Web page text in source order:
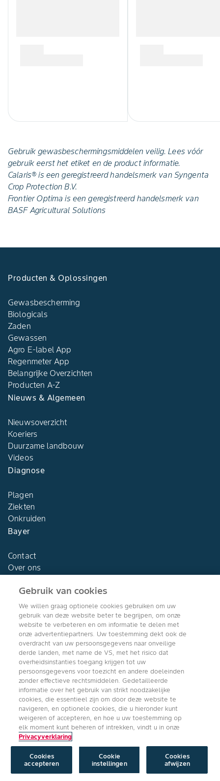
Gebruik gewasbeschermingsmiddelen veilig. Lees vóór
gebruik eerst het etiket en de product informatie.
Calaris® is een geregistreerd handelsmerk van Syngenta
Crop Protection B.V.
Frontier Optima is een geregistreerd handelsmerk van
BASF Agricultural Solutions
Producten & Oplossingen
Gewasbescherming
Biologicals
Zaden
Gewassen
Agro E-label App
Regenmeter App
Belangrijke Overzichten
Producten A-Z
Nieuws & Algemeen
Nieuwsoverzicht
Koeriers
Duurzame landbouw
Videos
Diagnose
Plagen
Ziekten
Onkruiden
Bayer
Contact
Over ons
Agro Bayer
Nederland
Volg ons
Copyright © Bayer Crop Science 2024
Algemene Gebruiksvoorwaarden/Privacyverklaring/Imprint/Cookie
instellingen
Gebruik van cookies
We willen graag optionele cookies gebruiken om uw
gebruik van deze website beter te begrijpen, om onze
website te verbeteren en om informatie te delen met
onze advertentiepartners. Uw toestemming dekt ook de
overdracht van uw persoonsgegevens naar onveilige
derde landen, met name de VS, met het risico dat
overheidsinstanties toegang krijgen tot uw
persoonsgegevens voor toezicht en andere doeleinden
zonder effectieve rechtsmiddelen. Gedetailleerde
informatie over het gebruik van strikt noodzakelijke
cookies, die essentieel zijn om door deze website te
navigeren, en optionele cookies, die u hieronder kunt
weigeren of accepteren, en hoe u uw toestemming op
elk moment kunt beheren of intrekken, vindt u in onze
Privacyverklaring
Cookie
instellingen
Cookies
afwijzen
Cookies
accepteren